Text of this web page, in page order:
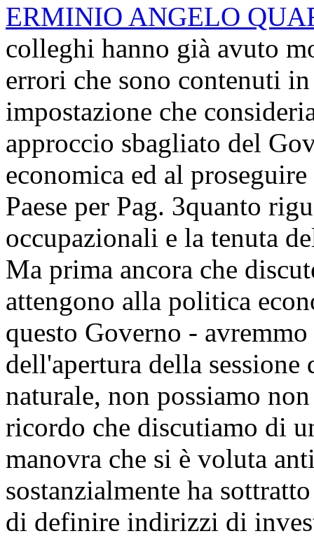
ERMINIO ANGELO
colleghi hanno già avuto
errori che sono contenuti
impostazione che
approccio sbagliato del
economica ed al
Paese per Pag. 3quanto
occupazionali e la tenuta
Ma prima ancora che
attengono alla politica
questo Governo -
dell'apertura della
naturale, non possiamo
ricordo che discutiamo di
manovra che si è voluta
sostanzialmente ha
di definire indirizzi di